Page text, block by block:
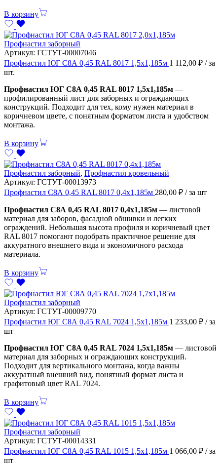
В корзину
Профнастил заборный
Артикул: ГСТУТ-00007046
Профнастил ЮГ С8А 0,45 RAL 8017 1,5х1,185м 1 112,00 ₽ / за
шт.
Профнастил ЮГ С8А 0,45 RAL 8017 1,5х1,185м —
профилированный лист для заборных и ограждающих
конструкций. Подходит для тех, кому нужен материал в
коричневом цвете, с понятным форматом листа и удобством
монтажа.
В корзину
Профнастил заборный, Профнастил кровельный
Артикул: ГСТУТ-00013973
Профнастил С8А 0,45 RAL 8017 0,4х1,185м 280,00 ₽ / за шт
Профнастил С8А 0,45 RAL 8017 0,4х1,185м — листовой
материал для заборов, фасадной обшивки и легких
ограждений. Небольшая высота профиля и коричневый цвет
RAL 8017 помогают подобрать практичное решение для
аккуратного внешнего вида и экономичного расхода
материала.
В корзину
Профнастил заборный
Артикул: ГСТУТ-00009770
Профнастил ЮГ С8А 0,45 RAL 7024 1,5х1,185м 1 233,00 ₽ / за
шт
Профнастил ЮГ С8А 0,45 RAL 7024 1,5х1,185м — листовой
материал для заборных и ограждающих конструкций.
Подходит для вертикального монтажа, когда важны
аккуратный внешний вид, понятный формат листа и
графитовый цвет RAL 7024.
В корзину
Профнастил заборный
Артикул: ГСТУТ-00014331
Профнастил ЮГ С8А 0,45 RAL 1015 1,5х1,185м 1 066,00 ₽ / за
шт